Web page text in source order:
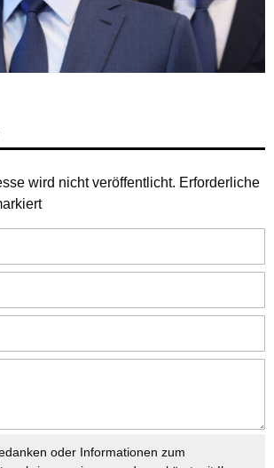
wird nicht veröffentlicht. Erforderliche
oder Informationen zum